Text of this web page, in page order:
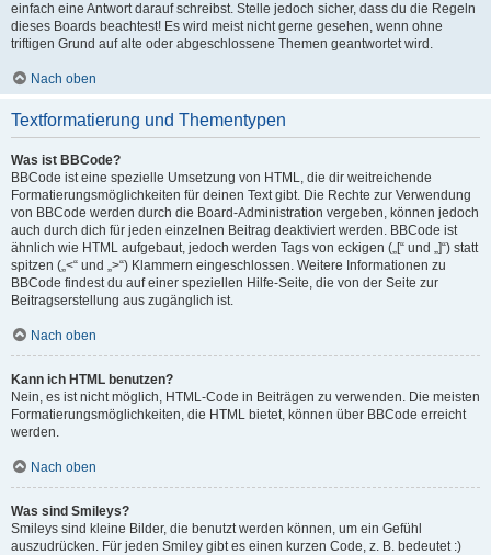
einfach eine Antwort darauf schreibst. Stelle jedoch sicher, dass du die Regeln
dieses Boards beachtest! Es wird meist nicht gerne gesehen, wenn ohne
triftigen Grund auf alte oder abgeschlossene Themen geantwortet wird.
Nach oben
Textformatierung und Thementypen
Was ist BBCode?
BBCode ist eine spezielle Umsetzung von HTML, die dir weitreichende
Formatierungsmöglichkeiten für deinen Text gibt. Die Rechte zur Verwendung
von BBCode werden durch die Board-Administration vergeben, können jedoch
auch durch dich für jeden einzelnen Beitrag deaktiviert werden. BBCode ist
ähnlich wie HTML aufgebaut, jedoch werden Tags von eckigen („[“ und „]“) statt
spitzen („<“ und „>“) Klammern eingeschlossen. Weitere Informationen zu
BBCode findest du auf einer speziellen Hilfe-Seite, die von der Seite zur
Beitragserstellung aus zugänglich ist.
Nach oben
Kann ich HTML benutzen?
Nein, es ist nicht möglich, HTML-Code in Beiträgen zu verwenden. Die meisten
Formatierungsmöglichkeiten, die HTML bietet, können über BBCode erreicht
werden.
Nach oben
Was sind Smileys?
Smileys sind kleine Bilder, die benutzt werden können, um ein Gefühl
auszudrücken. Für jeden Smiley gibt es einen kurzen Code, z. B. bedeutet :)